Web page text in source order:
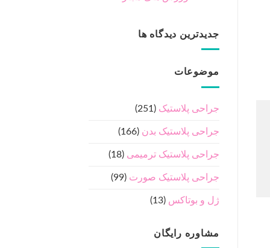
جدیدترین دیدگاه ها
موضوعات
جراحی پلاستیک (251)
جراحی پلاستیک بدن (166)
جراحی پلاستیک ترمیمی (18)
جراحی پلاستیک صورت (99)
ژل و بوتاکس (13)
مشاوره رایگان